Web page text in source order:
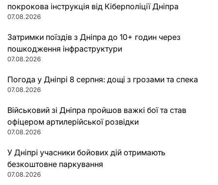
покрокова інструкція від Кіберполіції Дніпра
07.08.2026
Затримки поїздів з Дніпра до 10+ годин через
пошкодження інфраструктури
07.08.2026
Погода у Дніпрі 8 серпня: дощі з грозами та спека
07.08.2026
Військовий зі Дніпра пройшов важкі бої та став
офіцером артилерійської розвідки
07.08.2026
У Дніпрі учасники бойових дій отримають
безкоштовне паркування
07.08.2026